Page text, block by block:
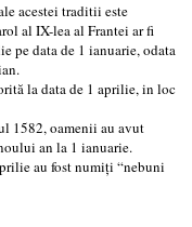
acestei traditii este
al IX-lea al Frantei ar fi
pe data de 1 ianuarie, odata
la data de 1 aprilie, in loc
1582, oamenii au avut
an la 1 ianuarie.
au fost numiți “nebuni